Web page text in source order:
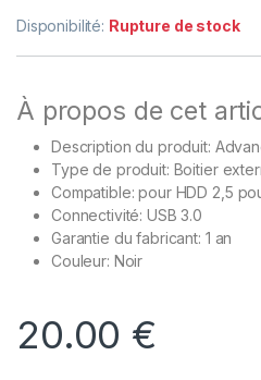
Disponibilité: Rupture de stock
À propos de cet
Description du produit:
Type de produit: Boitier
Compatible: pour HDD 2,5
Connectivité: USB 3.0
Garantie du fabricant: 1 an
Couleur: Noir
20.00 €